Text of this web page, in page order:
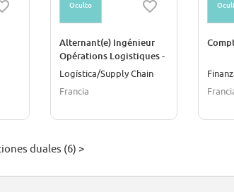
Oculto
Alternant(e) Ingénieur
Opérations Logistiques -
Supply chain
Logística/Supply Chain
Francia
duales (6) >